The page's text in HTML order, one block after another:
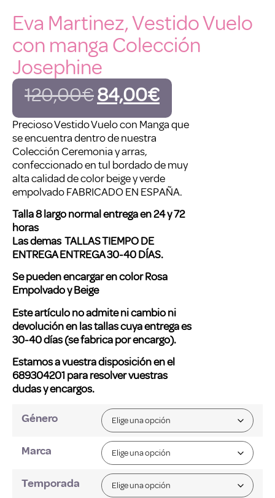
Eva Martinez, Vestido Vuelo
con manga Colección
Josephine
120,00€84,00€
Precioso Vestido Vuelo con Manga que
se encuentra dentro de nuestra
Colección Ceremonia y arras,
confeccionado en tul bordado de muy
alta calidad de color beige y verde
empolvado FABRICADO EN ESPAÑA.
Talla 8 largo normal entrega en 24 y 72
horas
Las demas TALLASTIEMPO DE
ENTREGA ENTREGA30-40 DÍAS.
Se pueden encargar en color Rosa
Empolvado y Beige
Este artículo no admite ni cambio ni
devolución en las tallas cuya entrega es
30-40 días (se fabrica por encargo).
Estamos a vuestra disposición en el
689304201 para resolver vuestras
dudas y encargos.
Género
Marca
Temporada